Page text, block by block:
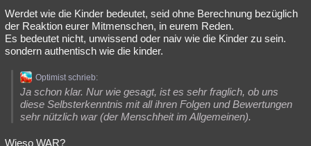
Werdet wie die Kinder bedeutet, seid ohne Berechnung bezüglich
der Reaktion eurer Mitmenschen, in eurem Reden.
Es bedeutet nicht, unwissend oder naiv wie die Kinder zu sein.
sondern authentisch wie die kinder.
Optimist schrieb:
Ja schon klar. Nur wie gesagt, ist es sehr fraglich, ob uns
diese Selbsterkenntnis mit all ihren Folgen und Bewertungen
sehr nützlich war (der Menschheit im Allgemeinen).
Wieso WAR?